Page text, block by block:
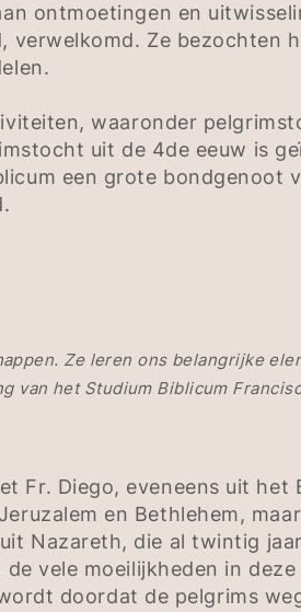
ontmoetingen en
Ze bezochten
waaronder
uit de 4de eeuw is
een grote bondgenoot
Ze leren ons belangrijke
van het Studium Biblicum
Fr. Diego, eveneens uit het
en Bethlehem,
Nazareth, die al twintig
vele moeilijkheden in
doordat de pelgrims